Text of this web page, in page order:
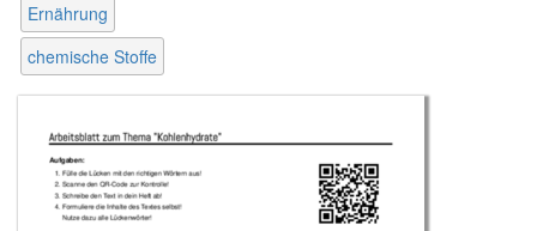
Ernährung
chemische Stoffe